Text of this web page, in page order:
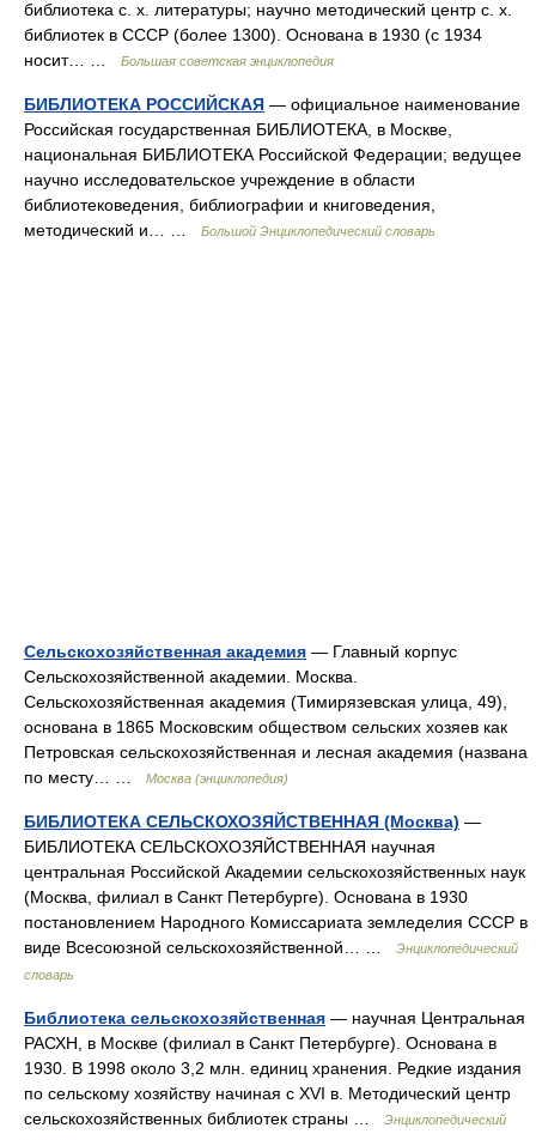
библиотека с. х. литературы; научно методический центр с. х.
библиотек в СССР (более 1300). Основана в 1930 (с 1934
носит… …
Большая советская энциклопедия
БИБЛИОТЕКА РОССИЙСКАЯ — официальное наименование
Российская государственная БИБЛИОТЕКА, в Москве,
национальная БИБЛИОТЕКА Российской Федерации; ведущее
научно исследовательское учреждение в области
библиотековедения, библиографии и книговедения,
методический и… …
Большой Энциклопедический словарь
Сельскохозяйственная академия — Главный корпус
Сельскохозяйственной академии. Москва.
Сельскохозяйственная академия (Тимирязевская улица, 49),
основана в 1865 Московским обществом сельских хозяев как
Петровская сельскохозяйственная и лесная академия (названа
по месту… …
Москва (энциклопедия)
БИБЛИОТЕКА СЕЛЬСКОХОЗЯЙСТВЕННАЯ (Москва) —
БИБЛИОТЕКА СЕЛЬСКОХОЗЯЙСТВЕННАЯ научная
центральная Российской Академии сельскохозяйственных наук
(Москва, филиал в Санкт Петербурге). Основана в 1930
постановлением Народного Комиссариата земледелия СССР в
виде Всесоюзной сельскохозяйственной… …
Энциклопедический
словарь
Библиотека сельскохозяйственная — научная Центральная
РАСХН, в Москве (филиал в Санкт Петербурге). Основана в
1930. В 1998 около 3,2 млн. единиц хранения. Редкие издания
по сельскому хозяйству начиная с XVI в. Методический центр
сельскохозяйственных библиотек страны …
Энциклопедический